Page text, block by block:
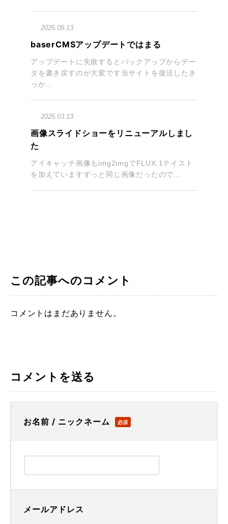
2025.09.13
baserCMSアップデートではまる
アップデートに失敗するとバックアップからデー
タを書き戻すのが大変です当サイトを復活したき
っか...
2025.03.13
画像スライドショーをリニューアルしまし
た
アイキャッチ画像もimg2imgでFLUX.1テイスト
を加えていますずっと同じ画像だったので...
この記事へのコメント
コメントはまだありません。
コメントを送る
お名前 / ニックネーム 必須
メールアドレス